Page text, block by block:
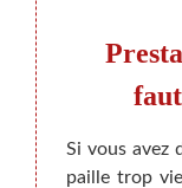
Si vous avez
paille trop